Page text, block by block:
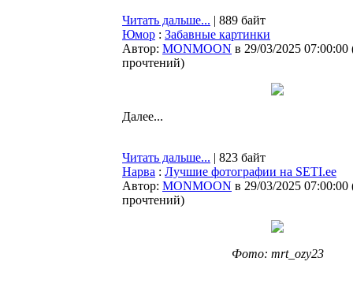
Читать дальше... | 889 байт
Юмор : Забавные картинки
Автор: MONMOON в 29/03/2025 07:00:00
прочтений)
Далее...
Читать дальше... | 823 байт
Нарва : Лучшие фотографии на SETI.ee
Автор: MONMOON в 29/03/2025 07:00:00
прочтений)
Фото: mrt_ozy23